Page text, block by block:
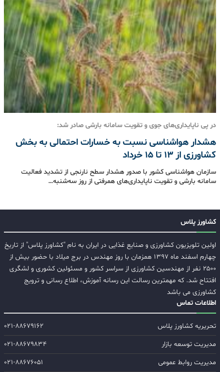
در پی ناپایداری‌های جوی و تقویت سامانه بارشی صادر شد:
هشدار هواشناسی نسبت به خسارات احتمالی به بخش
کشاورزی از 13 تا 15 خرداد
سازمان هواشناسی کشور با صدور هشدار سطح نارنجی از تشدید فعالیت
سامانه بارشی و تقویت ناپایداری‌های همرفتی از روز سه‌شنبه…
کشاورز پلاس
اولین تلویزیون کشاورزی و صنایع غذایی در ایران به نام "کشاورز پلاس" از تاریخ
چهارم اسفند ماه ۱۳۹۷ همزمان با روز مهندس در برج میلاد با حضور بیش از
۲۵۰۰ نفر از مهندسین کشاورزی از سراسر کشور و مسئولین کشوری و لشگری
افتتاح شد. که مهمترین رسالت این رسانه آموزش، اطلاع رسانی و ترویج
کشاورزی می باشد
اطلاعات تماس
تحریریه کشاورز پلاس
۰۲۱-۸۸۶۷۹۱۶۲
مدیریت توسعه بازار
۰۲۱-۸۸۶۷۹۸۳۴
مدیریت روابط عمومی
۰۲۱-۸۸۶۷۶۰۵۱